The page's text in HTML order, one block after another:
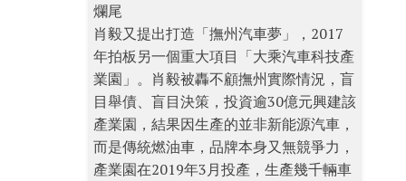
爛尾
肖毅又提出打造「撫州汽車夢」，2017
年拍板另一個重大項目「大乘汽車科技產
業園」。肖毅被轟不顧撫州實際情況，盲
目舉債、盲目決策，投資逾30億元興建該
產業園，結果因生產的並非新能源汽車，
而是傳統燃油車，品牌本身又無競爭力，
產業園在2019年3月投產，生產幾千輛車